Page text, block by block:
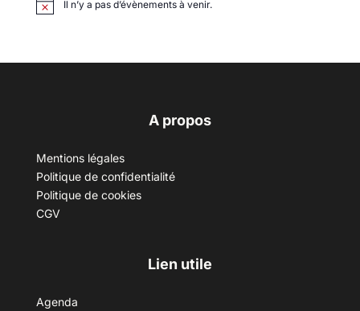
Il n’y a pas d’évènements à venir.
A propos
Mentions légales
Politique de confidentialité
Politique de cookies
CGV
Lien utile
Agenda